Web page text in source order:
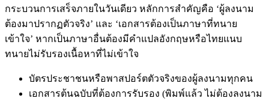
กระบวนการเสร็จภายในวันเดียว หลักการสำคัญคือ ‘ผู้ลงนาม
ต้องมาปรากฏตัวจริง’ และ ‘เอกสารต้องเป็นภาษาที่ทนาย
เข้าใจ’ หากเป็นภาษาอื่นต้องมีคำแปลอังกฤษหรือไทยแนบ
ทนายไม่รับรองเนื้อหาที่ไม่เข้าใจ
บัตรประชาชนหรือพาสปอร์ตตัวจริงของผู้ลงนามทุกคน
เอกสารต้นฉบับที่ต้องการรับรอง (พิมพ์แล้ว ไม่ต้องลงนาม